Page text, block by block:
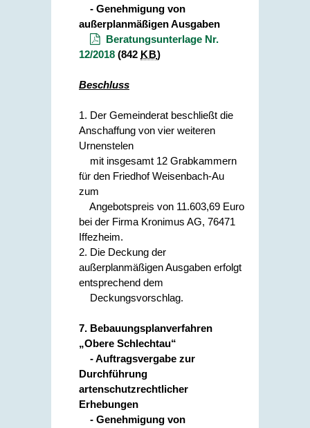
- Genehmigung von
außerplanmäßigen Ausgaben
Beratungsunterlage Nr.
12/2018 (842 KB)
Beschluss
1. Der Gemeinderat beschließt die
Anschaffung von vier weiteren
Urnenstelen
mit insgesamt 12 Grabkammern
für den Friedhof Weisenbach-Au
zum
Angebotspreis von 11.603,69 Euro
bei der Firma Kronimus AG, 76471
Iffezheim.
2. Die Deckung der
außerplanmäßigen Ausgaben erfolgt
entsprechend dem
Deckungsvorschlag.
7. Bebauungsplanverfahren
„Obere Schlechtau“
- Auftragsvergabe zur
Durchführung
artenschutzrechtlicher
Erhebungen
- Genehmigung von